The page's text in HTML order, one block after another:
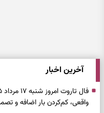
آخرین اخبار
واقعی، کم‌کردن بار اضافه و